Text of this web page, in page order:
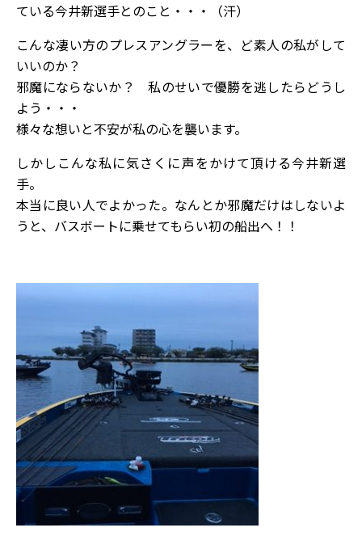
ている今井新選手とのこと・・・（汗）
こんな凄い方のプレスアングラーを、ど素人の私がして
いいのか？
邪魔にならないか？ 私のせいで優勝を逃したらどうし
よう・・・
様々な想いと不安が私の心を襲います。
しかしこんな私に気さくに声をかけて頂ける今井新選
手。
本当に良い人でよかった。なんとか邪魔だけはしないよ
うと、バスボートに乗せてもらい初の船出へ！！